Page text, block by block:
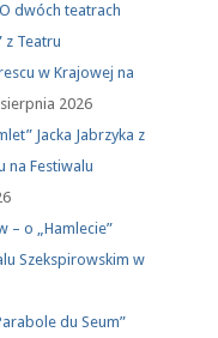
dwóch teatrach
z Teatru
w Krajowej na
2026
Jacka Jabrzyka z
na Festiwalu
– o „Hamlecie”
Szekspirowskim w
du Seum”